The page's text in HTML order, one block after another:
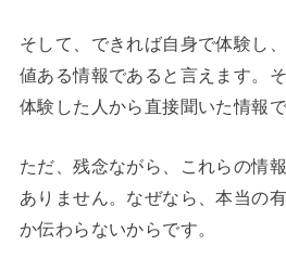
そして、できれば自身で体験し
値ある情報であると言えます。
体験した人から直接聞いた情報で
ただ、残念ながら、これらの情
ありません。なぜなら、本当の
か伝わらないからです。